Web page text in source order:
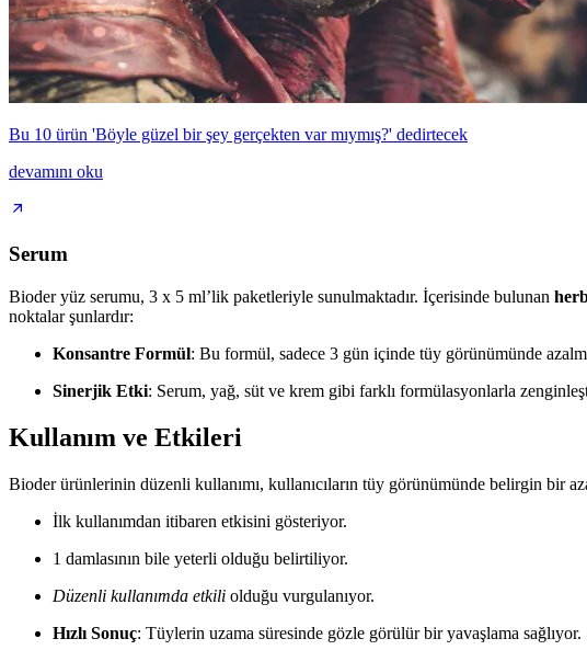
Bu 10 ürün 'Böyle güzel bir şey gerçekten var mıymış?' dedirtecek
devamını oku
Serum
Bioder yüz serumu, 3 x 5 ml’lik paketleriyle sunulmaktadır. İçerisinde bulunan
noktalar şunlardır:
Konsantre Formül: Bu formül, sadece 3 gün içinde tüy görünümünde
Sinerjik Etki: Serum, yağ, süt ve krem gibi farklı formülasyonlarla
Kullanım ve Etkileri
Bioder ürünlerinin düzenli kullanımı, kullanıcıların tüy görünümünde belirgin bir
İlk kullanımdan itibaren etkisini gösteriyor.
1 damlasının bile yeterli olduğu belirtiliyor.
Düzenli kullanımda etkili olduğu vurgulanıyor.
Hızlı Sonuç: Tüylerin uzama süresinde gözle görülür bir yavaşlama sağlıyor.